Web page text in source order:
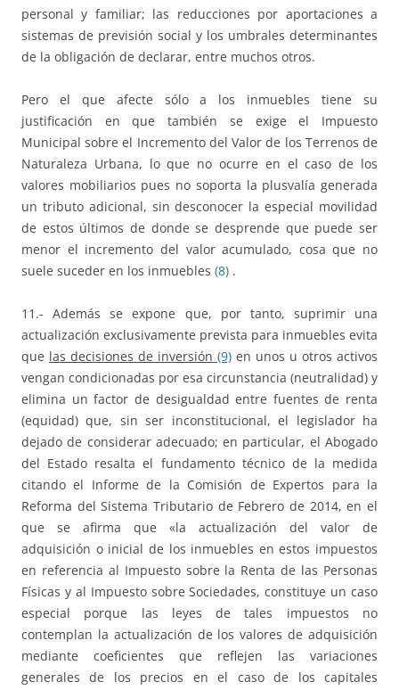
personal y familiar; las reducciones por aportaciones a
sistemas de previsión social y los umbrales determinantes
de la obligación de declarar, entre muchos otros.
Pero el que afecte sólo a los inmuebles tiene su
justificación en que también se exige el Impuesto
Municipal sobre el Incremento del Valor de los Terrenos de
Naturaleza Urbana, lo que no ocurre en el caso de los
valores mobiliarios pues no soporta la plusvalía generada
un tributo adicional, sin desconocer la especial movilidad
de estos últimos de donde se desprende que puede ser
menor el incremento del valor acumulado, cosa que no
suele suceder en los inmuebles (8) .
11.- Además se expone que, por tanto, suprimir una
actualización exclusivamente prevista para inmuebles evita
que las decisiones de inversión (9) en unos u otros activos
vengan condicionadas por esa circunstancia (neutralidad) y
elimina un factor de desigualdad entre fuentes de renta
(equidad) que, sin ser inconstitucional, el legislador ha
dejado de considerar adecuado; en particular, el Abogado
del Estado resalta el fundamento técnico de la medida
citando el Informe de la Comisión de Expertos para la
Reforma del Sistema Tributario de Febrero de 2014, en el
que se afirma que «la actualización del valor de
adquisición o inicial de los inmuebles en estos impuestos
en referencia al Impuesto sobre la Renta de las Personas
Físicas y al Impuesto sobre Sociedades, constituye un caso
especial porque las leyes de tales impuestos no
contemplan la actualización de los valores de adquisición
mediante coeficientes que reflejen las variaciones
generales de los precios en el caso de los capitales